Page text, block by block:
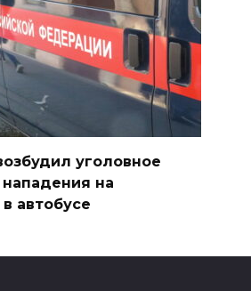
уголовное
на
автобусе